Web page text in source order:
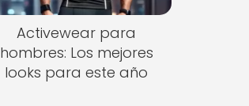
Activewear para
hombres: Los mejores
looks para este año